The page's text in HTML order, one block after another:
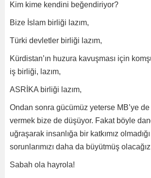
Kim kime kendini beğendiriyor?
Bize İslam birliği lazım,
Türki devletler birliği lazım,
Kürdistan’ın huzura kavuşması için
iş birliği, lazım,
ASRİKA birliği lazım,
Ondan sonra gücümüz yeterse MB’ye
vermek bize de düşüyor. Fakat böyle
uğraşarak insanlığa bir katkımız
sorunlarımızı daha da büyütmüş
Sabah ola hayrola!